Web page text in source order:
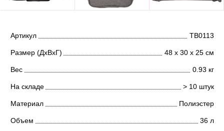
Артикул ТВ0113
Размер (ДхВхГ) 48 х 30 х 25 см
Вес 0.93 кг
На складе > 10 штук
Материал Полиэстер
Объем 36 л